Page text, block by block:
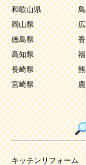
和歌山県
岡山県
徳島県
高知県
長崎県
宮崎県
キッチンリフォーム